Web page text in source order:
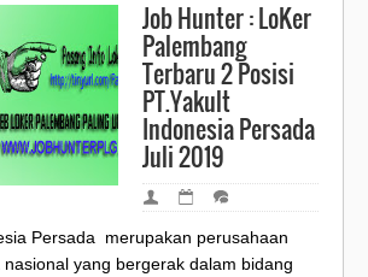
Job Hunter : LoKer
Palembang
Terbaru 2 Posisi
PT.Yakult
Indonesia Persada
Juli 2019
Persada merupakan perusahaan
yang bergerak dalam bidang